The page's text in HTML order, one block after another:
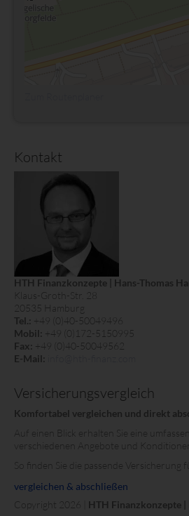
Kontakt
HTH Finanzkonzepte | Hans-Thomas
Klaus-Groth-Str. 28
20535 Hamburg
Tel.: +49 (0)40-50049496
Mobil: +49 (0)172-5150995
Fax: +49 (0)40-50049562
E-Mail:
Versicherungsvergleich
Komfortabel vergleichen und direkt
Auf einen Blick erhalten Sie eine
verschiedenen Angebote und
So finden Sie die passende Versicherung
vergleichen & abschließen
Copyright 2026 | HTH Finanzkonzepte